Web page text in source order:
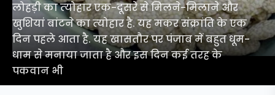
लोहड़ी का त्‍योहार एक-दूसरे से मिलने-मिलाने और
खुशियां बांटने का त्‍योहार है. यह मकर संक्रांति के एक
दिन पहले आता है. यह खासतौर पर पंजाब में बहुत धूम-
धाम से मनाया जाता है और इस दिन कई तरह के
पकवान भी